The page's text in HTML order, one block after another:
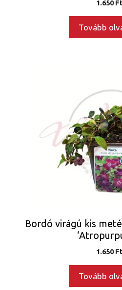
1.650
Tovább
Bordó virágú kis
1.650
Tovább